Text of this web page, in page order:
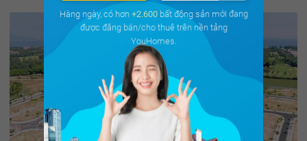
Hàng ngày, có hơn +2.600bất động sản mới đang
được đăng bán/cho thuê trên nền tảng
YouHomes.